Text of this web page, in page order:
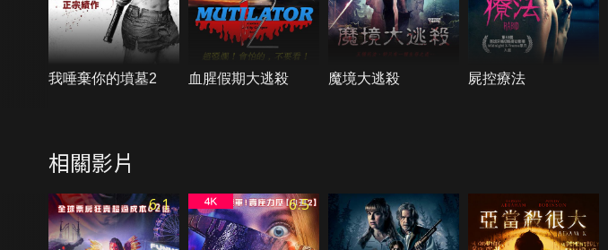
我唾棄你的墳墓2 血腥假期大逃殺 魔境大逃殺 屍控療法
相關影片
6.1 6.5